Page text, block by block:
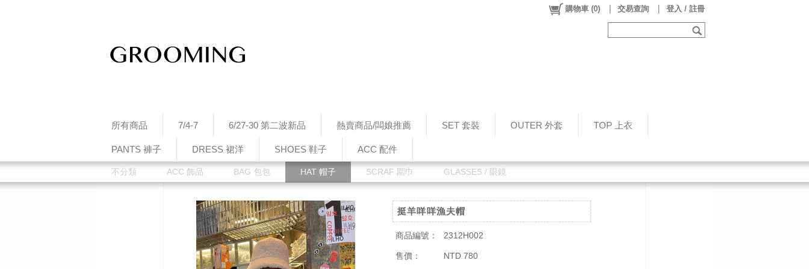
所有商品 7/4-7 6/27-30 第二波新品 熱賣商品/闆娘推薦 SET 套裝 OUTER 外套 TOP 上衣
PANTS 褲子 DRESS 裙洋 SHOES 鞋子 ACC 配件
購物車 (0) 交易查詢 登入 / 註冊
不分類 ACC 飾品 BAG 包包 HAT 帽子 SCRAF 圍巾 GLASSES / 眼鏡
挺羊咩咩漁夫帽
商品編號： 2312H002
售價： NTD 780